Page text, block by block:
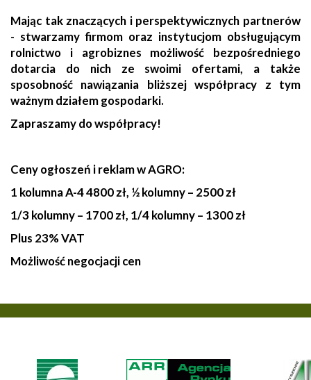
Mając tak znaczących i perspektywicznych partnerów
- stwarzamy firmom oraz instytucjom obsługującym
rolnictwo i agrobiznes możliwość bezpośredniego
dotarcia do nich ze swoimi ofertami, a także
sposobność nawiązania bliższej współpracy z tym
ważnym działem gospodarki.
Zapraszamy do współpracy!
Ceny ogłoszeń i reklam w AGRO:
1 kolumna A-4 4800 zł, ½ kolumny – 2500 zł
1/3 kolumny – 1700 zł, 1/4 kolumny – 1300 zł
Plus 23% VAT
Możliwość negocjacji cen